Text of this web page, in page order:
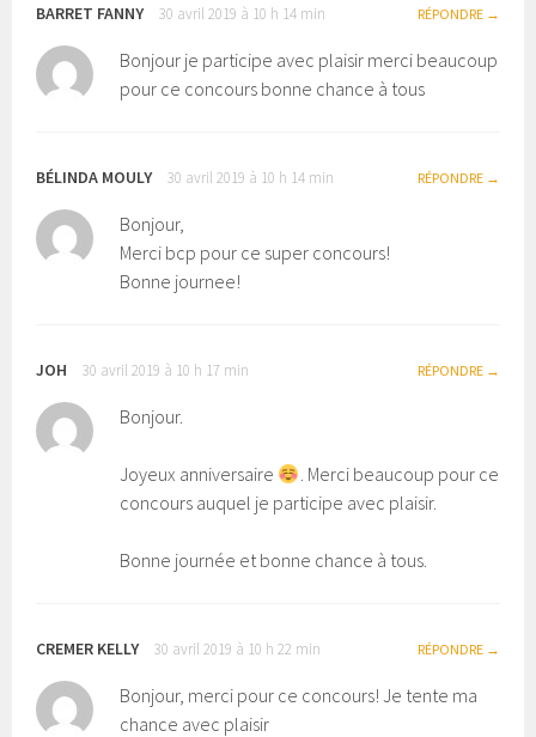
BARRET FANNY 30 avril 2019 à 10 h 14 min RÉPONDRE
Bonjour je participe avec plaisir merci beaucoup
pour ce concours bonne chance à tous
BÉLINDA MOULY 30 avril 2019 à 10 h 14 min RÉPONDRE
Bonjour,
Merci bcp pour ce super concours!
Bonne journee!
JOH 30 avril 2019 à 10 h 17 min RÉPONDRE
Bonjour.
Joyeux anniversaire
. Merci beaucoup pour ce
concours auquel je participe avec plaisir.
Bonne journée et bonne chance à tous.
CREMER KELLY 30 avril 2019 à 10 h 22 min RÉPONDRE
Bonjour, merci pour ce concours! Je tente ma
chance avec plaisir